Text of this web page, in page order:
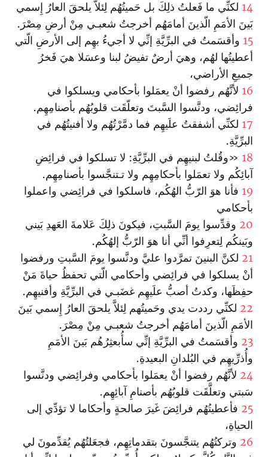
14 لكنِّي ما فَعلتُ ذلِكَ بل حَميتُهُم لِئلاَّ يلحقَ العارُ إِسمي
بَينَ الأمَمِ الّذينَ أمامَهُم أخرجتُ شعبـي مِنْ أرضِ مِصْرَ.
15 وأقسَمتُ في البرِّيَّةِ إنِّي لا أجيءُ بهِم إلى الأرضِ الّتي
أعطيتُها لهُم، وهيَ أرضٌ تفيضُ لبنا وعسَلا هيَ فَخرُ
جميعِ الأراضي،
16 لأنَّهُم رفضوا أنْ يعمَلوا بأحكامي ويسلكوا في
فرائِضي، ودنَّسوا السَّبتَ وتعلّقَت قلوبُهُم بأصنامِهِم.
17 لكنِّي أشفقتُ علَيهِم فما دمَّرْتُهُم ولا أفنيتُهُم في
البرِّيَّةِ‌.
18 «وقُلتُ لبنيهِم في البرِّيَّةِ: لا تسلكوا في فرائِضِ
آبائِكُم ولا تعمَلوا بأحكامِهِم ولا تـتنجَّسوا بأصنامِهِم.
19 فأنا هوَ الرّبُّ الهُكُم، فا‏سلكوا في فرائِضي وا‏عملوا
بأحكامي
20 وقدِّسوا يومَ السَّبتِ، فيكونَ ذلِكَ عَلامةَ العَهدِ بَيني
وبَينكُم لِتعرِفوا أنِّي أنا هوَ الرّبُّ إلهُكُم.
21 لكنَّ البنينَ تمرَّدوا عليَّ ودنَّسوا يومَ السَّبتِ ورفضوا
أنْ يسلكوا في فرائِضي وأحكامي الّتي تحفظُ حياةَ مَنْ
حفِظَها، وكدتُ أصبُّ علَيهِم غضَبـي في البرِّيَّةِ وأفنيهِم.
22 لكنِّي رددت يدي وحَميتُهم لِئلاَّ يلحقَ العارُ إِسمي بَينَ
الأمَمِ الّذينَ أمامَهُم أخرجتُ شعبـي مِنْ مِصْرَ.
23 وأقسَمتُ في البرِّيَّةِ إنِّي سأُبعثِرُهُم بَينَ الأمَمِ
وأُذرِّيهِم في البُلدانِ البعيدةِ.
24 لأنَّهُم رفضوا أنْ يعمَلوا بأحكامي وفرائِضي ودنَّسوا
سَبتي وتعلَّقَت قلوبُهُم بأصنامِ آبائِهِم.
25 فأعطيتُهُم فرائِضَ غَيرَ صالحةٍ وأحكاما لا تؤدِّي إلى
الحياةِ‌،
26 وتركتُهُم يتنجَّسونَ بتقدماتِهِم، فجعَلتُهُم يُقدِّمونَ لي